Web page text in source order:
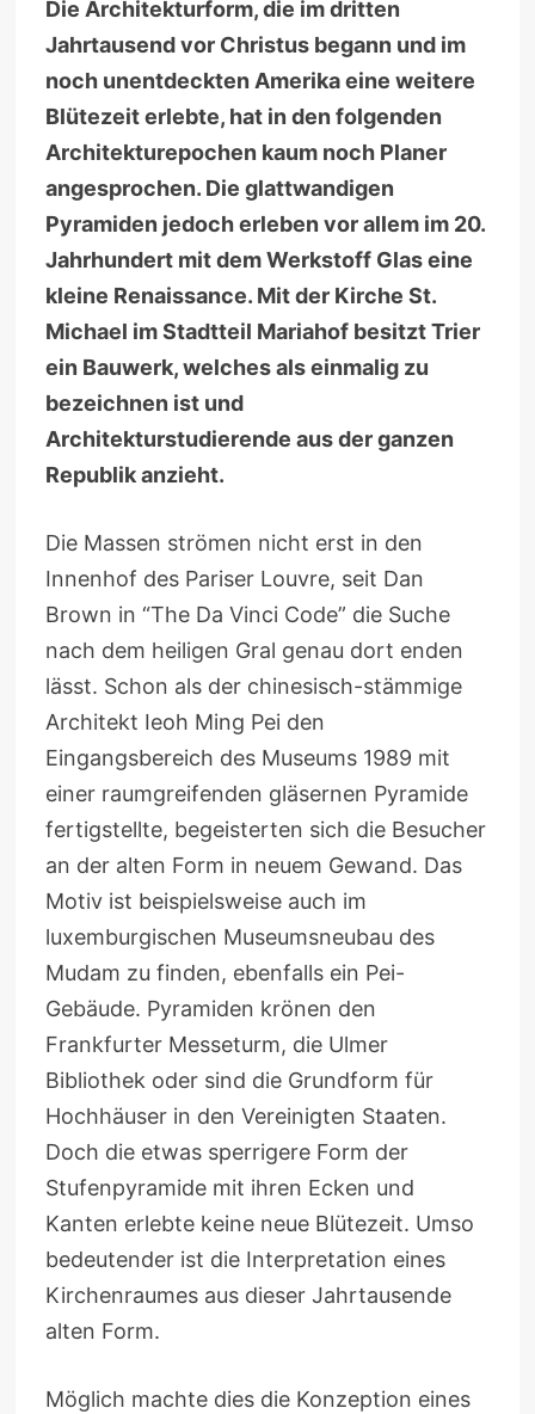
Die Architekturform, die im dritten
Jahrtausend vor Christus begann und im
noch unentdeckten Amerika eine weitere
Blütezeit erlebte, hat in den folgenden
Architekturepochen kaum noch Planer
angesprochen. Die glattwandigen
Pyramiden jedoch erleben vor allem im 20.
Jahrhundert mit dem Werkstoff Glas eine
kleine Renaissance. Mit der Kirche St.
Michael im Stadtteil Mariahof besitzt Trier
ein Bauwerk, welches als einmalig zu
bezeichnen ist und
Architekturstudierende aus der ganzen
Republik anzieht.
Die Massen strömen nicht erst in den
Innenhof des Pariser Louvre, seit Dan
Brown in “The Da Vinci Code” die Suche
nach dem heiligen Gral genau dort enden
lässt. Schon als der chinesisch-stämmige
Architekt Ieoh Ming Pei den
Eingangsbereich des Museums 1989 mit
einer raumgreifenden gläsernen Pyramide
fertigstellte, begeisterten sich die Besucher
an der alten Form in neuem Gewand. Das
Motiv ist beispielsweise auch im
luxemburgischen Museumsneubau des
Mudam zu finden, ebenfalls ein Pei-
Gebäude. Pyramiden krönen den
Frankfurter Messeturm, die Ulmer
Bibliothek oder sind die Grundform für
Hochhäuser in den Vereinigten Staaten.
Doch die etwas sperrigere Form der
Stufenpyramide mit ihren Ecken und
Kanten erlebte keine neue Blütezeit. Umso
bedeutender ist die Interpretation eines
Kirchenraumes aus dieser Jahrtausende
alten Form.
Möglich machte dies die Konzeption eines